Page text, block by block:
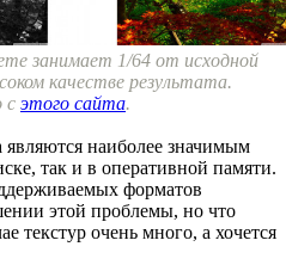
занимает 1/64 от исходной
качестве результата.
с этого сайта.
являются наиболее значимым
так и в оперативной памяти.
форматов
этой проблемы, но что
текстур очень много, а хочется